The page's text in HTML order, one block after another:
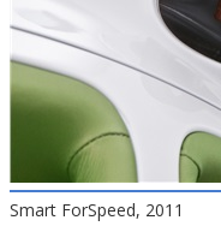
Smart ForSpeed, 2011